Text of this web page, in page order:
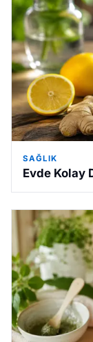
SAĞLIK
Evde Kolay